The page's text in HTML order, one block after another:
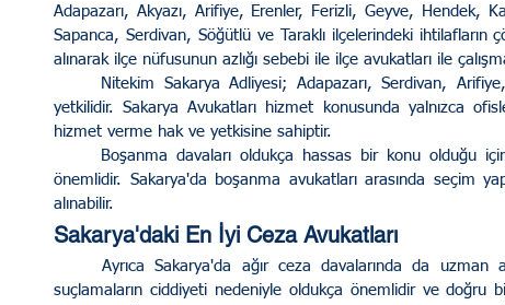
Hizmet Bölgelerimiz Arabuluculuk Sosyal
Adapazarı, Akyazı, Arifiye, Erenler, Ferizli, Geyve, Hendek,
Sapanca, Serdivan, Söğütlü ve Taraklı ilçelerindeki ihtilafların
alınarak ilçe nüfusunun azlığı sebebi ile ilçe avukatları ile
yetkilidir. Sakarya Avukatları hizmet konusunda yalnızca
hizmet verme hak ve yetkisine sahiptir.
önemlidir. Sakarya'da boşanma avukatları arasında seçim
alınabilir.
Sakarya'daki En İyi Ceza Avukatları
	Ayrıca Sakarya'da ağır ceza davalarında da uzman avukatlar mevcuttur. Ağır ceza davaları, özellikle
suçlamaların ciddiyeti nedeniyle oldukça önemlidir ve doğru